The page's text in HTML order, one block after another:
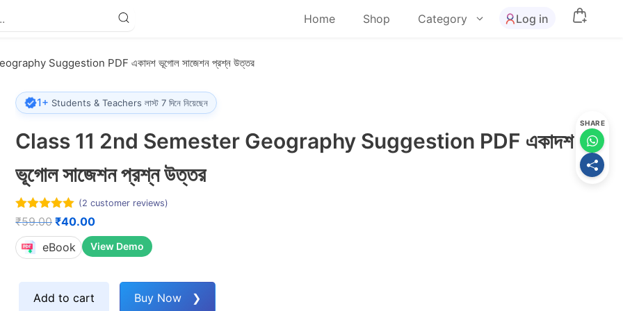
Home Shop Category Log in
Suggestion PDF একাদশ ভূগোল সাজেশন প্রশ্ন উত্তর
1+ Students & Teachers লাস্ট 7 দিনে নিয়েছেন
Class 11 2nd Semester Geography Suggestion PDF একাদশ
ভূগোল সাজেশন প্রশ্ন উত্তর
5.00 out of
(2 customer reviews)
₹59.00 Original
price
was:
₹40.00Current
price
is:
eBook View Demo
Add to cart Buy Now ❯
SHARE